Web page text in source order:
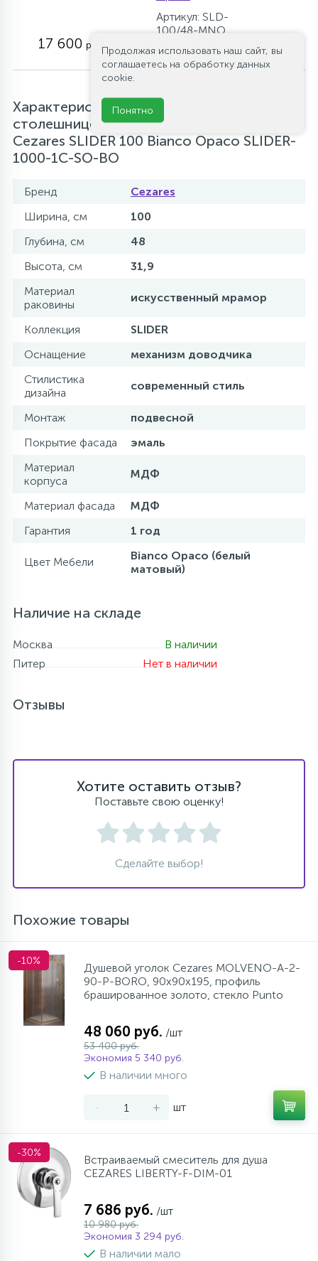
Артикул: SLD-
100/48-MNO
17 600 руб.
Характеристики Мебель для ванной со
столешницей и накладной раковиной
Cezares SLIDER 100 Bianco Opaco SLIDER-
1000-1C-SO-BO
Бренд
Cezares
Ширина, см
100
Глубина, см
48
Высота, см
31,9
Материал
раковины
искусственный мрамор
Коллекция
SLIDER
Оснащение
механизм доводчика
Стилистика
дизайна
современный стиль
Монтаж
подвесной
Покрытие фасада
эмаль
Материал
корпуса
МДФ
Материал фасада
МДФ
Гарантия
1 год
Цвет Мебели
Bianco Opaco (белый
матовый)
Наличие на складе
Москва
В наличии
Питер
Нет в наличии
Отзывы
Хотите оставить отзыв?
Поставьте свою оценку!
Сделайте выбор!
Похожие товары
-10%
Душевой уголок Cezares MOLVENO-A-2-
90-P-BORO, 90х90х195, профиль
брашированное золото, стекло Punto
48 060 руб. /шт
53 400 руб.
Экономия 5 340 руб.
В наличии много
- + шт
-30%
Встраиваемый смеситель для душа
CEZARES LIBERTY-F-DIM-01
7 686 руб. /шт
10 980 руб.
Экономия 3 294 руб.
В наличии мало
Продолжая использовать наш сайт, вы
соглашаетесь на обработку данных
cookie.
Понятно